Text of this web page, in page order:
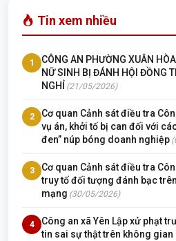
Tin xem nhiều
1
CÔNG AN PHƯỜNG XUÂN
NỮ SINH BỊ ĐÁNH HỘI ĐỒNG
NGHỈ (21/05/2026)
2
Cơ quan Cảnh sát điều tra
vụ án, khởi tố bị can đối với
đen” núp bóng doanh nghiệp
3
Cơ quan Cảnh sát điều tra
truy tố đối tượng đánh bạc
mạng (30/05/2026)
4
Công an xã Yên Lập xử phạt
tin sai sự thật trên không gian